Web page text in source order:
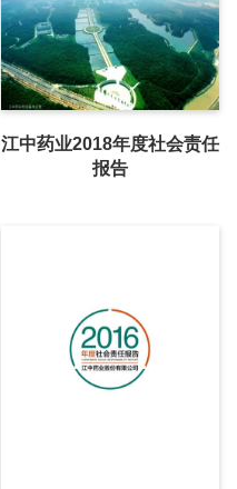
江中药业2018年度社会责任
报告